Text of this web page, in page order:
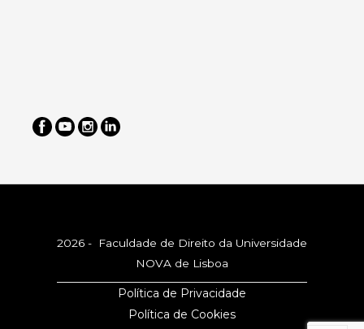
2026 - Faculdade de Direito da Universidade
NOVA de Lisboa
Política de Privacidade
Política de Cookies